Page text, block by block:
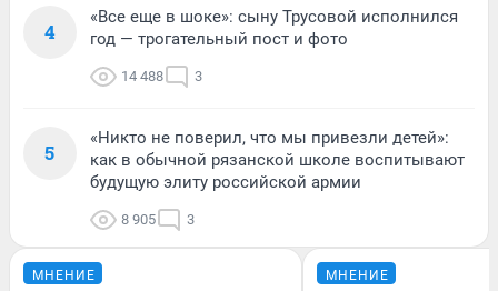
4
«Все еще в шоке»: сыну Трусовой исполнился
год — трогательный пост и фото
14 488 3
5
«Никто не поверил, что мы привезли детей»:
как в обычной рязанской школе воспитывают
будущую элиту российской армии
8 905 3
МНЕНИЕ МНЕНИЕ